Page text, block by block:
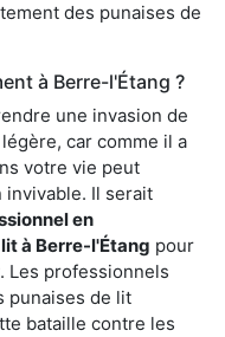
des punaises de
à Berre-l'Étang ?
une invasion de
car comme il a
votre vie peut
Il serait
en
à Berre-l'Étang pour
Les professionnels
punaises de lit
bataille contre les